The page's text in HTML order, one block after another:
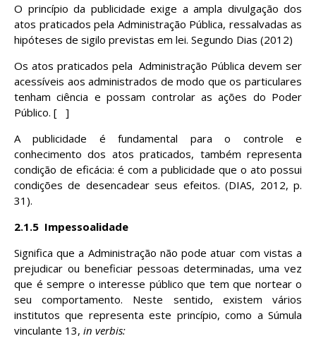
O princípio da publicidade exige a ampla divulgação dos
atos praticados pela Administração Pública, ressalvadas as
hipóteses de sigilo previstas em lei. Segundo Dias (2012)
Os atos praticados pela Administração Pública devem ser
acessíveis aos administrados de modo que os particulares
tenham ciência e possam controlar as ações do Poder
Público. [ ]
A publicidade é fundamental para o controle e
conhecimento dos atos praticados, também representa
condição de eficácia: é com a publicidade que o ato possui
condições de desencadear seus efeitos. (DIAS, 2012, p.
31).
2.1.5 Impessoalidade
Significa que a Administração não pode atuar com vistas a
prejudicar ou beneficiar pessoas determinadas, uma vez
que é sempre o interesse público que tem que nortear o
seu comportamento. Neste sentido, existem vários
institutos que representa este princípio, como a Súmula
vinculante 13, in verbis: